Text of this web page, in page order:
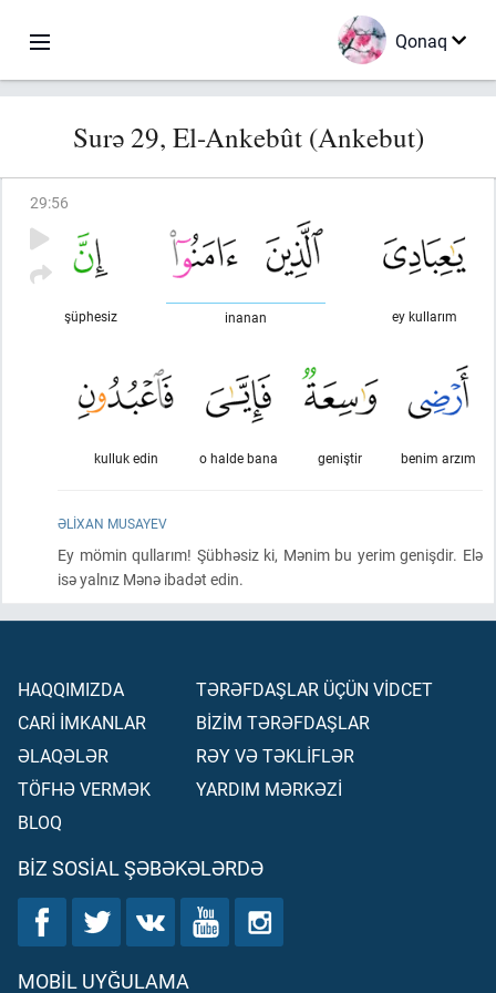
Qonaq
Surə 29, El-Ankebût (Ankebut)
29:56
ey kullarım
inanan
şüphesiz
benim arzım
geniştir
o halde bana
kulluk edin
ƏLIXAN MUSAYEV
Ey mömin qullarım! Şübhəsiz ki, Mənim bu yerim genişdir. Elə
isə yalnız Mənə ibadət edin.
HAQQIMIZDA
CARİ İMKANLAR
ƏLAQƏLƏR
TÖFHƏ VERMƏK
BLOQ
TƏRƏFDAŞLAR ÜÇÜN VİDCET
BİZİM TƏRƏFDAŞLAR
RƏY VƏ TƏKLİFLƏR
YARDIM MƏRKƏZİ
BIZ SOSIAL ŞƏBƏKƏLƏRDƏ
MOBIL UYĞULAMA